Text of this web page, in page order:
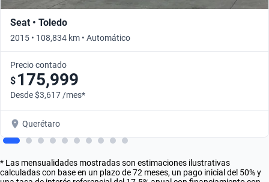
Seat • Toledo
2015 • 108,834 km • Automático
Precio contado
$ 175,999
Desde $3,617 /mes*
Querétaro
* Las mensualidades mostradas son estimaciones ilustrativas
calculadas con base en un plazo de 72 meses, un pago inicial del 50% y